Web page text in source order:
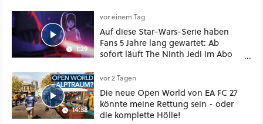
1:29
vor einem Tag
Auf diese Star-Wars-Serie haben
Fans 5 Jahre lang gewartet: Ab
sofort läuft The Ninth Jedi im Abo
14:38
vor 2 Tagen
Die neue Open World von EA FC 27
könnte meine Rettung sein - oder
die komplette Hölle!